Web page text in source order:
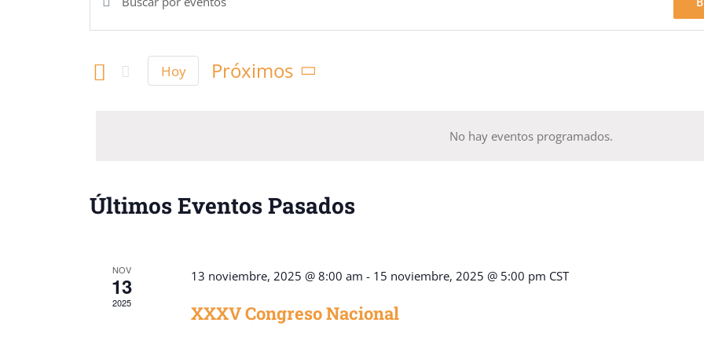
No hay eventos programados.
de
palabra
Hoy
Próximos
Últimos Eventos Pasados
NOV
13
2025
13 noviembre, 2025 @ 8:00 am - 15 noviembre, 2025 @ 5:00 pm CST
XXXV Congreso Nacional